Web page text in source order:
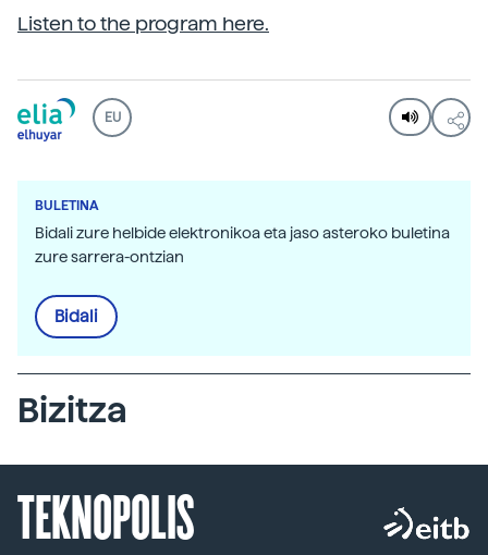
Listen to the program here.
EU
BULETINA
Bidali zure helbide elektronikoa eta jaso asteroko buletina
zure sarrera-ontzian
Bidali
Bizitza
TEKNOPOLIS